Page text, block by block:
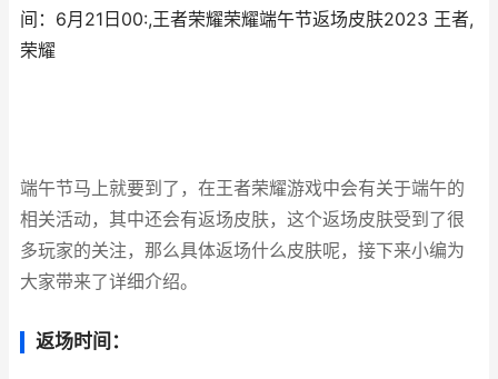
间：6月21日00:,王者荣耀荣耀端午节返场皮肤2023 王者,
荣耀
端午节马上就要到了，在王者荣耀游戏中会有关于端午的
相关活动，其中还会有返场皮肤，这个返场皮肤受到了很
多玩家的关注，那么具体返场什么皮肤呢，接下来小编为
大家带来了详细介绍。
返场时间：